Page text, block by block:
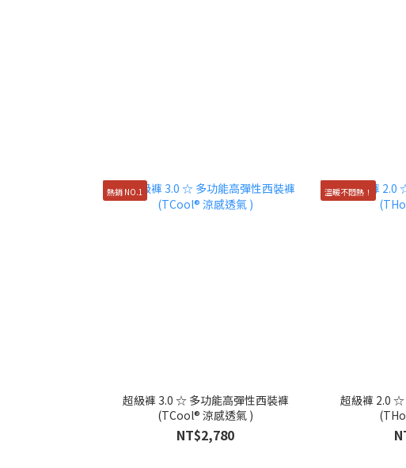
熱銷 NO.1
超級褲 3.0 ☆ 多功能高彈性西裝褲
(TCool® 涼感透氣 )
NT$2,780
溫暖不悶熱！
超級褲 2.0 ☆